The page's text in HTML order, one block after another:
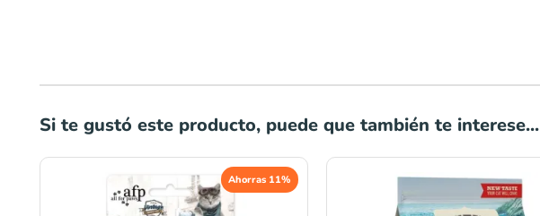
Si te gustó este producto, puede que también te interese...
Ahorras 11%
precio
original
precio
actual
de
precios: